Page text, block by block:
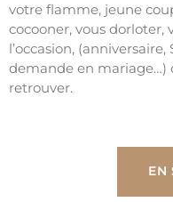
votre flamme, jeune
cocooner, vous dorloter,
l’occasion,
demande en
retrouver.
EN